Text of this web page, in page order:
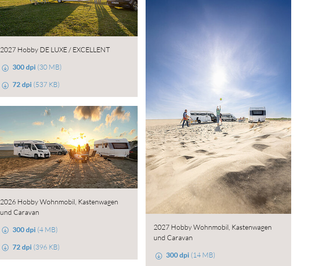
2027 Hobby DE LUXE / EXCELLENT
300 dpi (30 MB)
72 dpi (537 KB)
2027 Hobby Wohnmobil, Kastenwagen
und Caravan
300 dpi (14 MB)
2026 Hobby Wohnmobil, Kastenwagen
und Caravan
300 dpi (4 MB)
72 dpi (396 KB)